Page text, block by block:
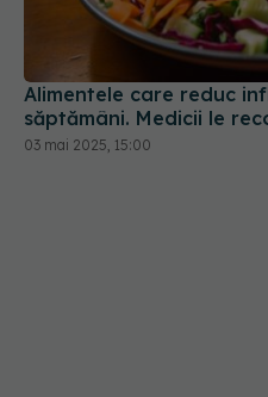
Alimentele care reduc
săptămâni. Medicii le
03 mai 2025, 15:00